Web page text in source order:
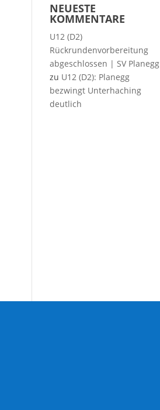
NEUESTE
KOMMENTARE
U12 (D2)
Rückrundenvorbereitung
abgeschlossen | SV Planegg
zu U12 (D2): Planegg
bezwingt Unterhaching
deutlich